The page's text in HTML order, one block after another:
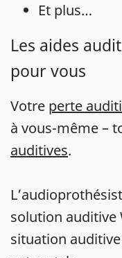
Et plus…
Les aides
pour vous
Votre perte
à vous-même –
auditives.
solution auditive
situation